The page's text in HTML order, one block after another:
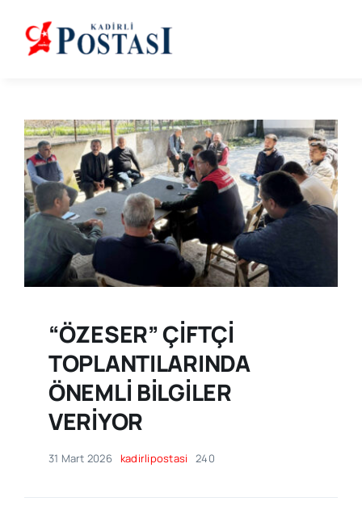
content
“ÖZESER” ÇİFTÇİ
TOPLANTILARINDA
ÖNEMLİ BİLGİLER
VERİYOR
31 Mart 2026 kadirlipostasi 240